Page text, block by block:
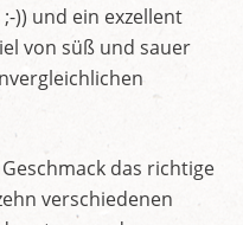
)) und ein exzellent
von süß und sauer
das richtige
verschiedenen